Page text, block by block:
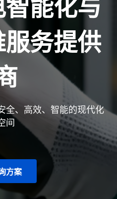
能化与
服务提供
全、高效、智能的现代化
间
方案